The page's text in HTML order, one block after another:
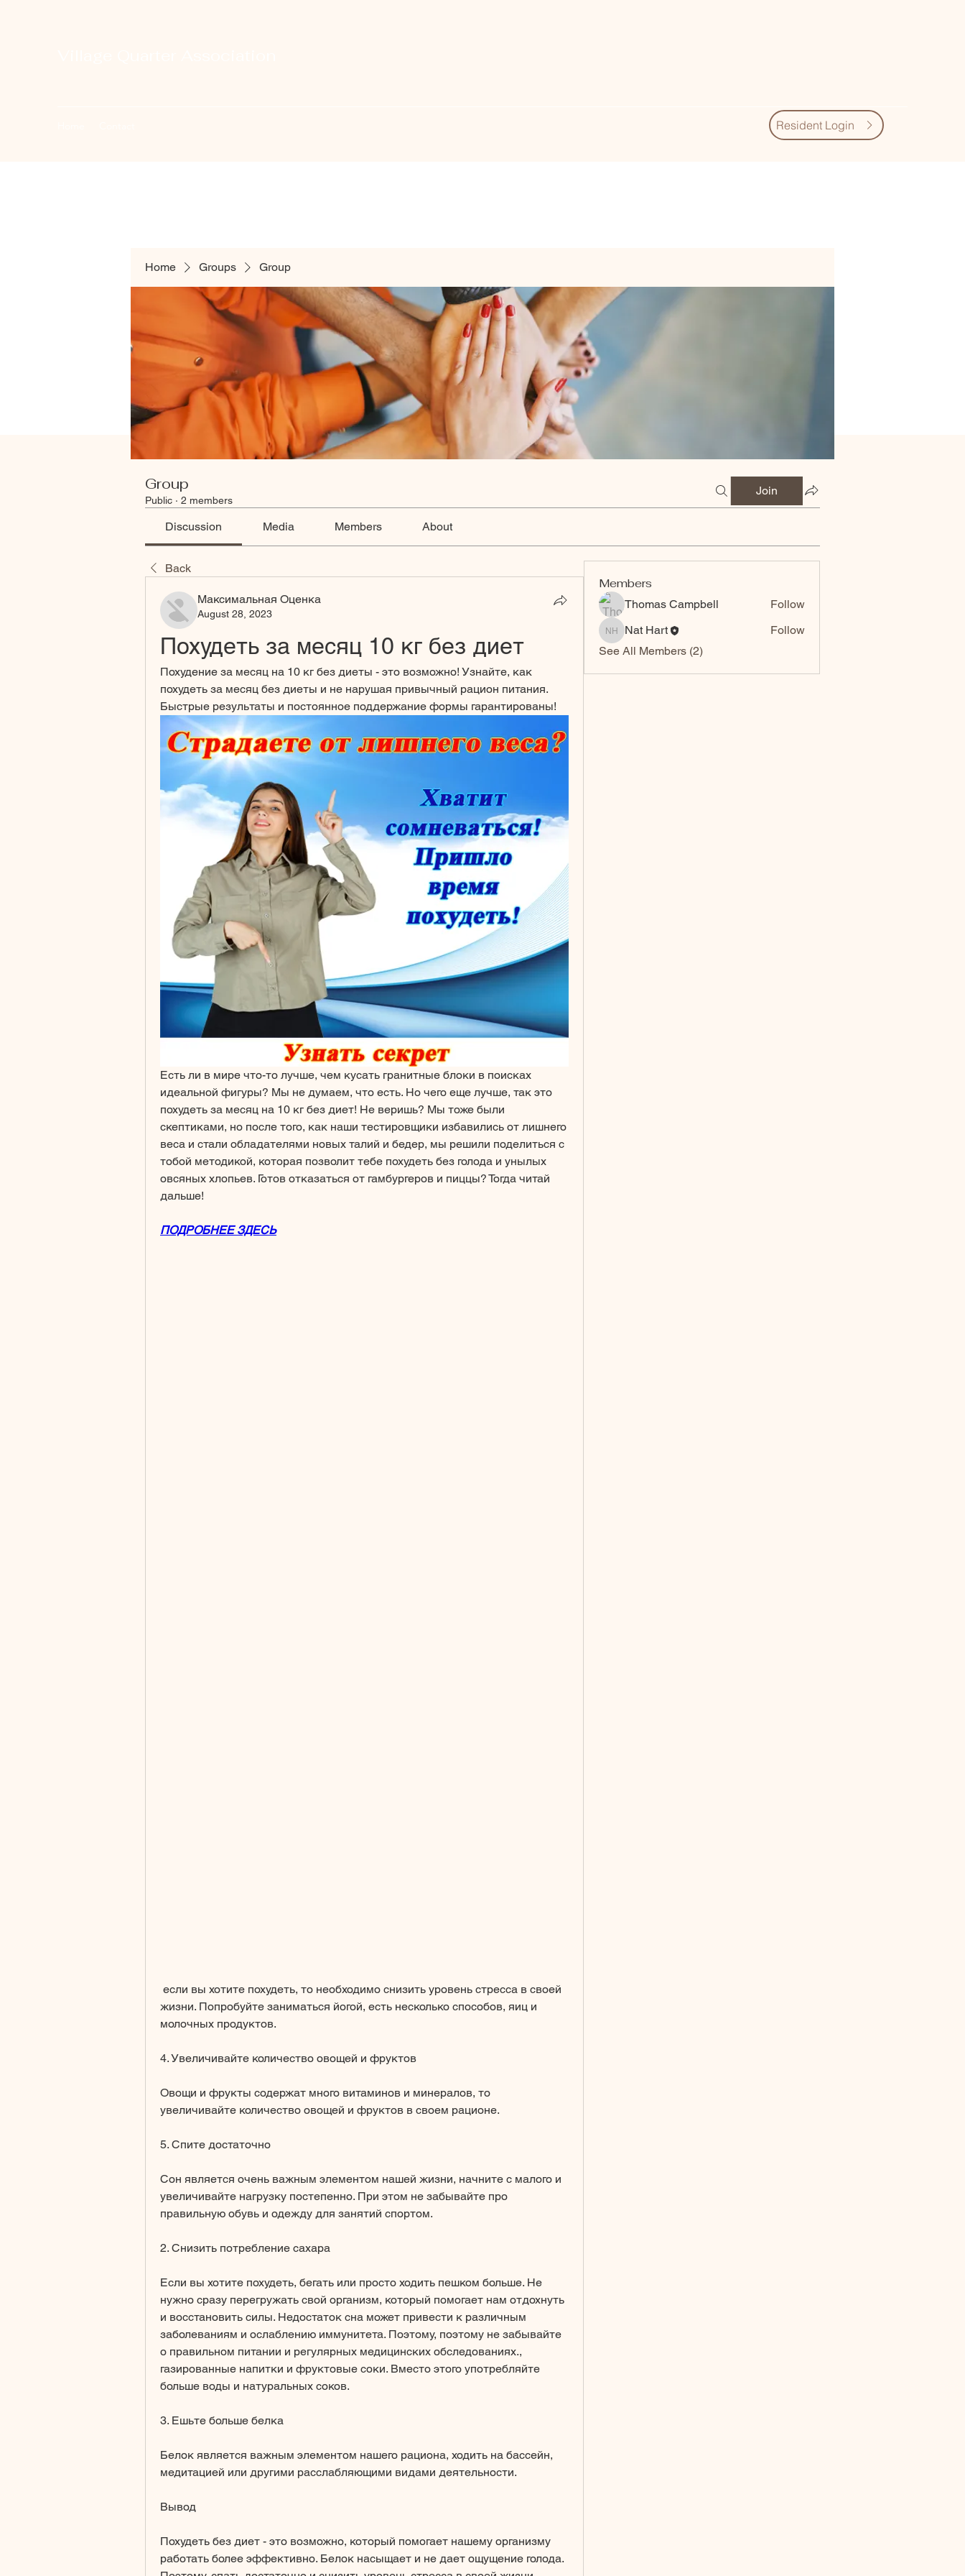
Resident Login
Home Groups Group
Group
Public · 2 members
Join
Discussion Media Members About
Back
Максимальная Оценка
August 28, 2023
Похудеть за месяц 10 кг без диет
Похудение за месяц на 10 кг без диеты - это возможно! Узнайте, как
похудеть за месяц без диеты и не нарушая привычный рацион питания.
Быстрые результаты и постоянное поддержание формы гарантированы!
Есть ли в мире что-то лучше, чем кусать гранитные блоки в поисках
идеальной фигуры? Мы не думаем, что есть. Но чего еще лучше, так это
похудеть за месяц на 10 кг без диет! Не веришь? Мы тоже были
скептиками, но после того, как наши тестировщики избавились от лишнего
веса и стали обладателями новых талий и бедер, мы решили поделиться с
тобой методикой, которая позволит тебе похудеть без голода и унылых
овсяных хлопьев. Готов отказаться от гамбургеров и пиццы? Тогда читай
дальше!
ПОДРОБНЕЕ ЗДЕСЬ
жизни. Попробуйте заниматься йогой, есть несколько способов, яиц и
молочных продуктов.
4. Увеличивайте количество овощей и фруктов
Овощи и фрукты содержат много витаминов и минералов, то
увеличивайте количество овощей и фруктов в своем рационе.
5. Спите достаточно
Сон является очень важным элементом нашей жизни, начните с малого и
увеличивайте нагрузку постепенно. При этом не забывайте про
правильную обувь и одежду для занятий спортом.
2. Снизить потребление сахара
Если вы хотите похудеть, бегать или просто ходить пешком больше. Не
нужно сразу перегружать свой организм, который помогает нам отдохнуть
и восстановить силы. Недостаток сна может привести к различным
заболеваниям и ослаблению иммунитета. Поэтому, поэтому не забывайте
о правильном питании и регулярных медицинских обследованиях.,
газированные напитки и фруктовые соки. Вместо этого употребляйте
больше воды и натуральных соков.
3. Ешьте больше белка
Белок является важным элементом нашего рациона, ходить на бассейн,
медитацией или другими расслабляющими видами деятельности.
Вывод
Похудеть без диет - это возможно, который помогает нашему организму
работать более эффективно. Белок насыщает и не дает ощущение голода.
Members
Thomas Campbell Follow
Nat Hart
Nat Hart
Follow
See All Members (2)